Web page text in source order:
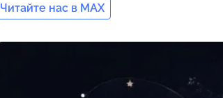
Читайте нас в MAX